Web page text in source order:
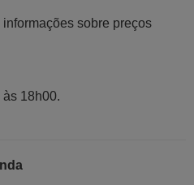
sobre preços
18h00.